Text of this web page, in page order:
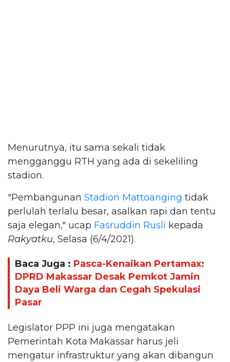
Menurutnya, itu sama sekali tidak
mengganggu RTH yang ada di sekeliling
stadion.
"Pembangunan Stadion Mattoanging tidak
perlulah terlalu besar, asalkan rapi dan tentu
saja elegan," ucap Fasruddin Rusli kepada
Rakyatku, Selasa (6/4/2021).
Baca Juga : Pasca-Kenaikan Pertamax:
DPRD Makassar Desak Pemkot Jamin
Daya Beli Warga dan Cegah Spekulasi
Pasar
Legislator PPP ini juga mengatakan
Pemerintah Kota Makassar harus jeli
mengatur infrastruktur yang akan dibangun